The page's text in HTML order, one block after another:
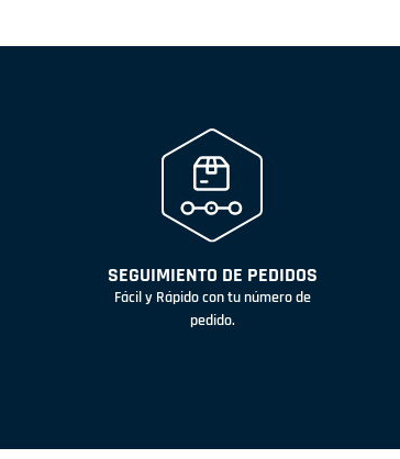
SEGUIMIENTO DE PEDIDOS
Fácil y Rápido con tu número de
pedido.